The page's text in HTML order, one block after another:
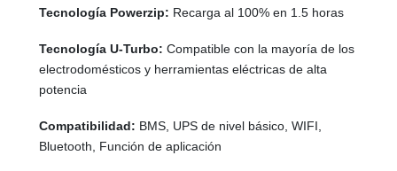
Tecnología Powerzip: Recarga al 100% en 1.5 horas
Tecnología U-Turbo: Compatible con la mayoría de los
electrodomésticos y herramientas eléctricas de alta
potencia
Compatibilidad: BMS, UPS de nivel básico, WIFI,
Bluetooth, Función de aplicación